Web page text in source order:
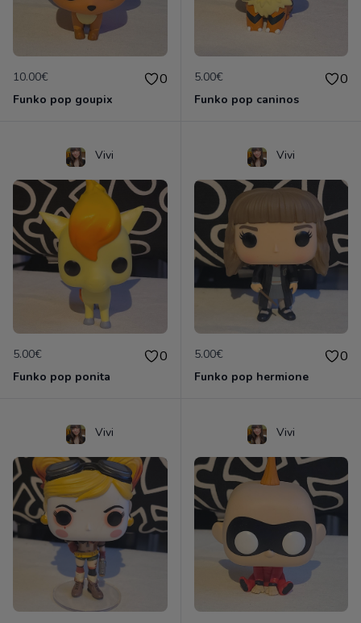
10.00€ 0
Funko pop goupix
5.00€ 0
Funko pop caninos
Vivi
5.00€ 0
Funko pop ponita
Vivi
5.00€ 0
Funko pop hermione
Vivi Vivi